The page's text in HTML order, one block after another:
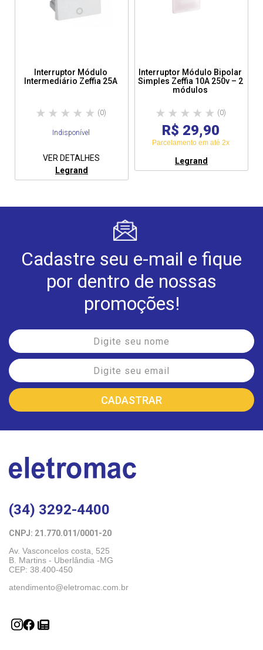
Interruptor Módulo
Intermediário Zeffia 25A
(0)
Indisponível
VER DETALHES
Legrand
Interruptor Módulo Bipolar
Simples Zeffia 10A 250v – 2
módulos
(0)
R$ 29,90
Parcelamento em até 2x
Legrand
Cadastre seu e-mail e fique
por dentro de nossas
promoções!
(34) 3292-4400
CNPJ: 21.770.011/0001-20
Av. Vasconcelos costa, 525
B. Martins - Uberlândia -MG
CEP: 38.400-450
atendimento@eletromac.com.br